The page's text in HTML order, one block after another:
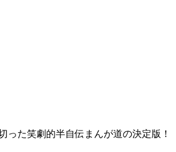
った笑劇的半自伝まんが道の決定版！